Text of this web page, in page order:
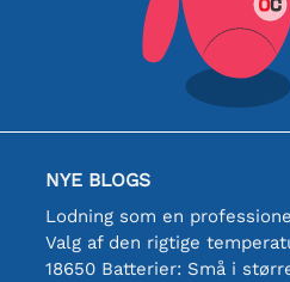
NYE BLOGS